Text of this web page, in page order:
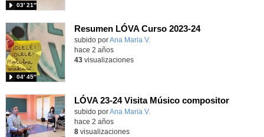
03′ 21″
Resumen LÓVA Curso 2023-24
Contenido educativo.
subido porAna Maria V.
04′ 45″
hace 2 años
43visualizaciones
LÓVA 23-24 Visita Músico compositor
Contenido educativo.
subido porAna Maria V.
hace 2 años
8visualizaciones